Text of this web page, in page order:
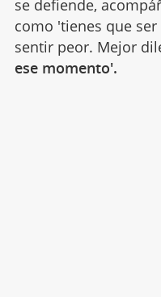
se defiende,
como 'tienes que
sentir peor. Mejor
ese momento'.